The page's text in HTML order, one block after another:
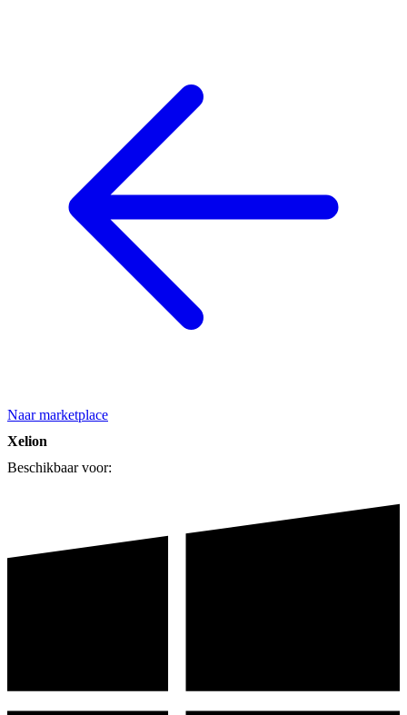
Naar marketplace
Xelion
Beschikbaar voor: